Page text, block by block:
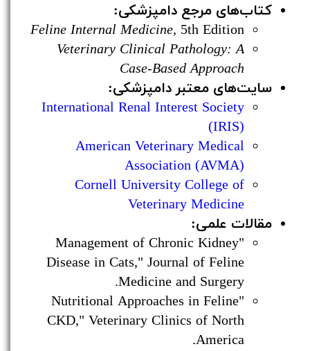
کتاب‌های مرجع دامپزشکی:
Feline Internal Medicine, 5th Edition
Veterinary Clinical Pathology: A
Case-Based Approach
سایت‌های معتبر دامپزشکی:
International Renal Interest Society
(IRIS)
American Veterinary Medical
Association (AVMA)
Cornell University College of
Veterinary Medicine
مقالات علمی:
"Management of Chronic Kidney
Disease in Cats," Journal of Feline
Medicine and Surgery.
"Nutritional Approaches in Feline
CKD," Veterinary Clinics of North
America.